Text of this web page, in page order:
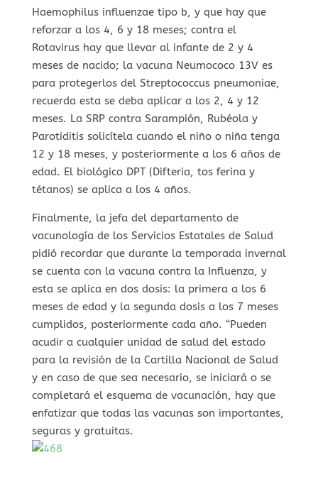
Haemophilus influenzae tipo b, y que hay que
reforzar a los 4, 6 y 18 meses; contra el
Rotavirus hay que llevar al infante de 2 y 4
meses de nacido; la vacuna Neumococo 13V es
para protegerlos del Streptococcus pneumoniae,
recuerda esta se deba aplicar a los 2, 4 y 12
meses. La SRP contra Sarampión, Rubéola y
Parotiditis solicítela cuando el niño o niña tenga
12 y 18 meses, y posteriormente a los 6 años de
edad. El biológico DPT (Difteria, tos ferina y
tétanos) se aplica a los 4 años.
Finalmente, la jefa del departamento de
vacunología de los Servicios Estatales de Salud
pidió recordar que durante la temporada invernal
se cuenta con la vacuna contra la Influenza, y
esta se aplica en dos dosis: la primera a los 6
meses de edad y la segunda dosis a los 7 meses
cumplidos, posteriormente cada año. “Pueden
acudir a cualquier unidad de salud del estado
para la revisión de la Cartilla Nacional de Salud
y en caso de que sea necesario, se iniciará o se
completará el esquema de vacunación, hay que
enfatizar que todas las vacunas son importantes,
seguras y gratuitas.